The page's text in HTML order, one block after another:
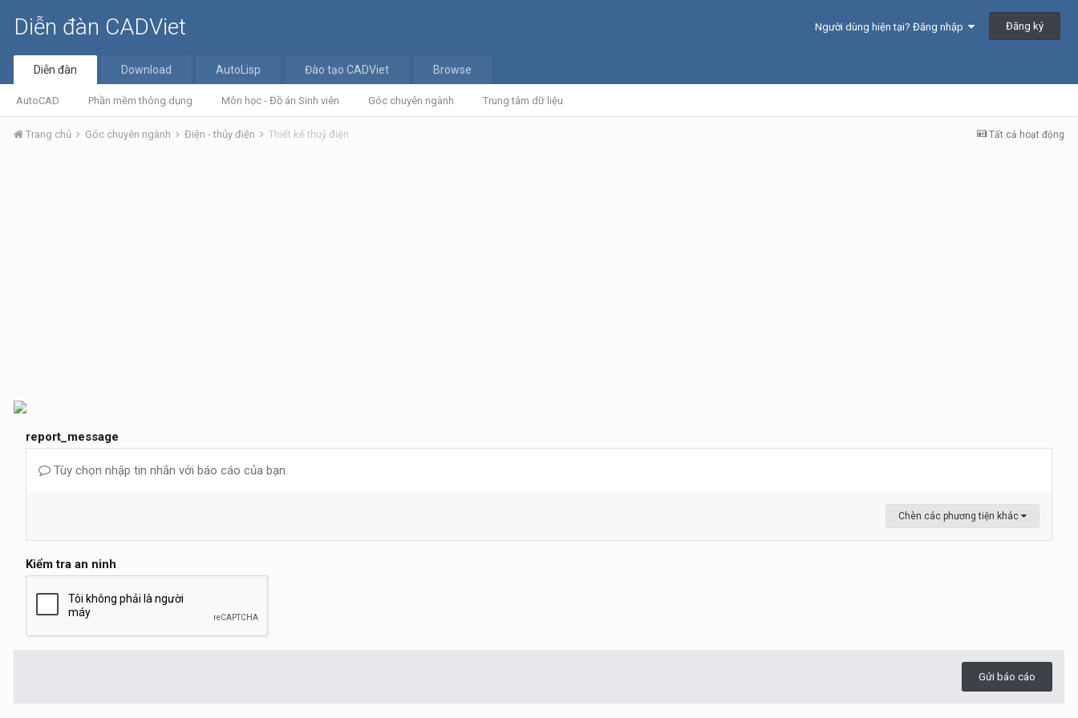
Diễn đàn CADViet Người dùng hiện tại? Đăng nhập Đăng ký
Diễn đàn
AutoCAD Phần mềm thông dụng Môn học - Đồ án Sinh viên Góc chuyên ngành Trung tâm dữ liệu
Download AutoLisp Đào tạo CADViet Browse
Tất cả hoạt động
Trang chủ Góc chuyên ngành Điện - thủy điện Thiết kế thuỷ điện
report_message
Tùy chọn nhập tin nhắn với báo cáo của bạn.
Chèn các phương tiện khác
Kiểm tra an ninh
Gửi báo cáo